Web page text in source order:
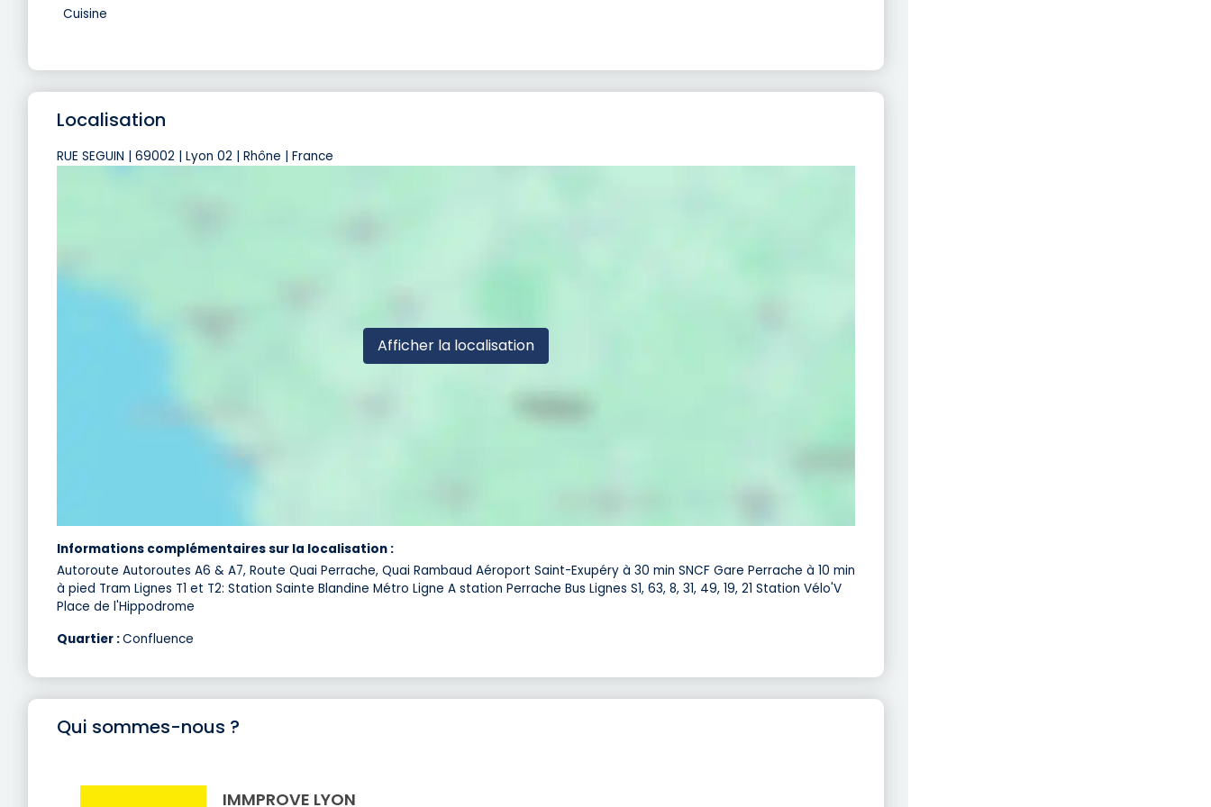
Cuisine
Localisation
RUE SEGUIN | 69002 | Lyon 02 | Rhône | France
Afficher la localisation
Informations complémentaires sur la localisation :
Autoroute Autoroutes A6 & A7, Route Quai Perrache, Quai Rambaud Aéroport Saint-Exupéry à 30 min SNCF Gare Perrache à 10 min
à pied Tram Lignes T1 et T2: Station Sainte Blandine Métro Ligne A station Perrache Bus Lignes S1, 63, 8, 31, 49, 19, 21 Station Vélo'V
Place de l'Hippodrome
Quartier :Confluence
Qui sommes-nous ?
IMMPROVE LYON